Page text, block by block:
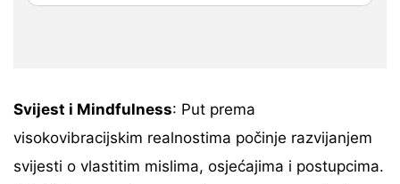
Svijest i Mindfulness: Put prema
visokovibracijskim realnostima počinje razvijanjem
svijesti o vlastitim mislima, osjećajima i postupcima.